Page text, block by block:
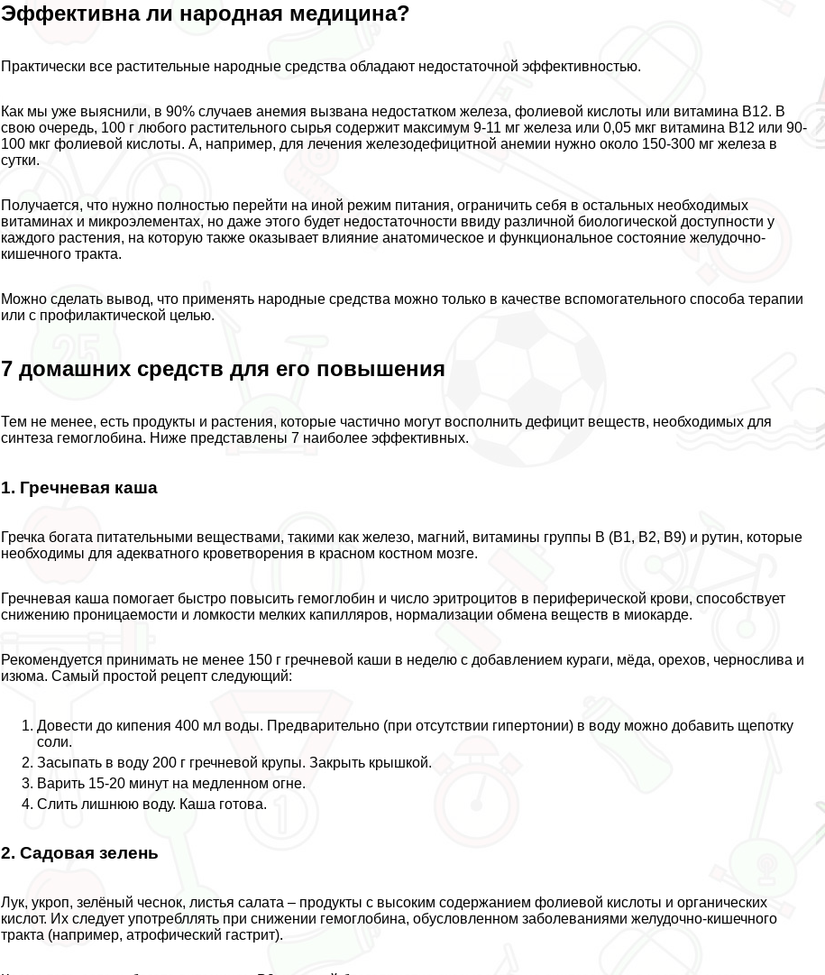
Эффективна ли народная медицина?
Пpaктически все растительные народные средства обладают недостаточной эффективностью.
Как мы уже выяснили, в 90% случаев анемия вызвана недостатком железа, фолиевой кислоты или витамина B12. В
свою очередь, 100 г любого растительного сырья содержит максимум 9-11 мг железа или 0,05 мкг витамина B12 или 90-
100 мкг фолиевой кислоты. А, например, для лечения железодефицитной анемии нужно около 150-300 мг железа в
сутки.
Получается, что нужно полностью перейти на иной режим питания, ограничить себя в остальных необходимых
витаминах и микроэлементах, но даже этого будет недостаточности ввиду различной биологической доступности у
каждого растения, на которую также оказывает влияние анатомическое и функциональное состояние желудочно-
кишечного тpaкта.
Можно сделать вывод, что применять народные средства можно только в качестве вспомогательного способа терапии
или с профилактической целью.
7 домашних средств для его повышения
Тем не менее, есть продукты и растения, которые частично могут восполнить дефицит веществ, необходимых для
синтеза гемоглобина. Ниже представлены 7 наиболее эффективных.
1. Гречневая каша
Гречка богата питательными веществами, такими как железо, магний, витамины группы В (В1, В2, В9) и рутин, которые
необходимы для адекватного кроветворения в красном костном мозге.
Гречневая каша помогает быстро повысить гемоглобин и число эритроцитов в периферической крови, способствует
снижению проницаемости и ломкости мелких капилляров, нормализации обмена веществ в миокарде.
Рекомендуется принимать не менее 150 г гречневой каши в неделю с добавлением кураги, мёда, орехов, чернослива и
изюма. Самый простой рецепт следующий:
Довести до кипения 400 мл воды. Предварительно (при отсутствии гипертонии) в воду можно добавить щепотку
соли.
Засыпать в воду 200 г гречневой крупы. Закрыть крышкой.
Варить 15-20 минут на медленном огне.
Слить лишнюю воду. Каша готова.
2. Садовая зелень
Лук, укроп, зелёный чеснок, листья салата – продукты с высоким содержанием фолиевой кислоты и органических
кислот. Их следует употрeбллять при снижении гемоглобина, обусловленном заболеваниями желудочно-кишечного
тpaкта (например, атрофический гастрит).